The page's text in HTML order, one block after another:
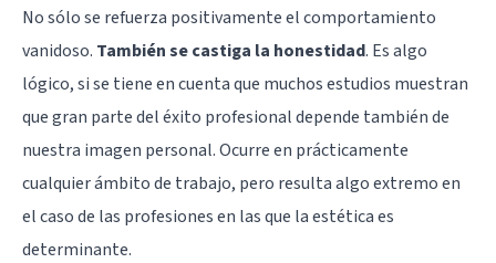
No sólo se refuerza positivamente el comportamiento
vanidoso. También se castiga la honestidad. Es algo
lógico, si se tiene en cuenta que muchos estudios muestran
que gran parte del éxito profesional depende también de
nuestra imagen personal. Ocurre en prácticamente
cualquier ámbito de trabajo, pero resulta algo extremo en
el caso de las profesiones en las que la estética es
determinante.